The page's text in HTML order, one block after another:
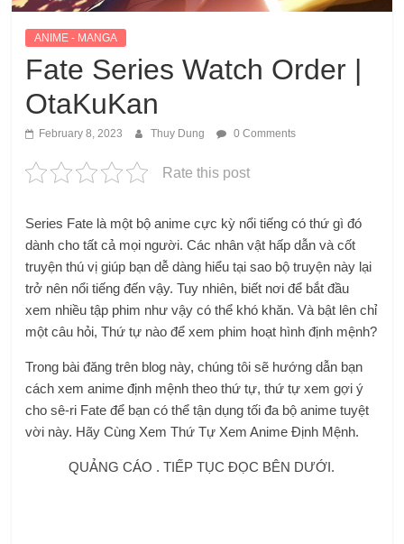
ANIME - MANGA
Fate Series Watch Order |
OtaKuKan
February 8, 2023 Thuy Dung 0 Comments
Rate this post
Series Fate là một bộ anime cực kỳ nổi tiếng có thứ gì đó
dành cho tất cả mọi người. Các nhân vật hấp dẫn và cốt
truyện thú vị giúp bạn dễ dàng hiểu tại sao bộ truyện này lại
trở nên nổi tiếng đến vậy. Tuy nhiên, biết nơi để bắt đầu
xem nhiều tập phim như vậy có thể khó khăn. Và bật lên chỉ
một câu hỏi,Thứ tự nào để xem phim hoạt hình định mệnh?
Trong bài đăng trên blog này, chúng tôi sẽ hướng dẫn bạn
cách xem anime định mệnh theo thứ tự, thứ tự xem gợi ý
cho sê-ri Fate để bạn có thể tận dụng tối đa bộ anime tuyệt
vời này. Hãy Cùng Xem Thứ Tự Xem Anime Định Mệnh.
QUẢNG CÁO . TIẾP TỤC ĐỌC BÊN DƯỚI.